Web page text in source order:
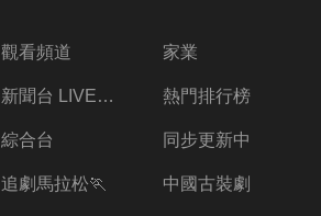
觀看頻道
新聞台 LIVE 直播
綜合台
追劇馬拉松🏃
家業
熱門排行榜
同步更新中
中國古裝劇